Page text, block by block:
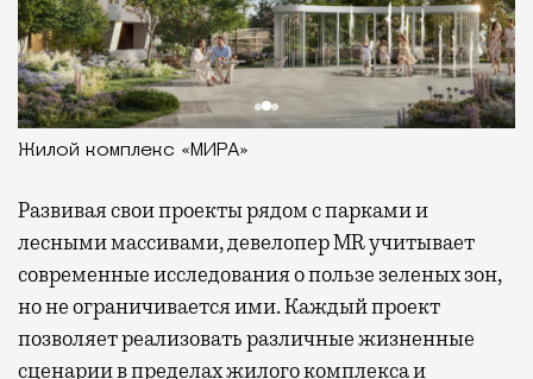
Жилой комплекс «МИРА»
Развиваясвои проекты рядом с парками и
лесными массивами, девелопер MR учитывает
современные исследования о пользе зеленых зон,
но не ограничивается ими. Каждый проект
позволяет реализовать различные жизненные
сценарии в пределах жилого комплекса и